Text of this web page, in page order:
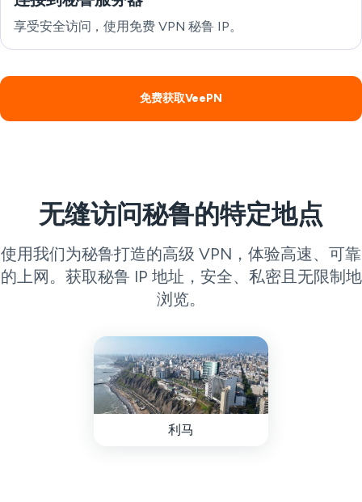
享受安全访问，使用免费 VPN 秘鲁 IP。
免费获取VeePN
无缝访问秘鲁的特定地点
使用我们为秘鲁打造的高级 VPN，体验高速、可靠
的上网。获取秘鲁 IP 地址，安全、私密且无限制地
浏览。
利马